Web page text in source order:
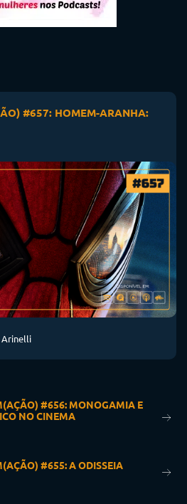
#657: HOMEM-ARANHA:
Arinelli
#656: MONOGAMIA E
NO CINEMA
#655: A ODISSEIA